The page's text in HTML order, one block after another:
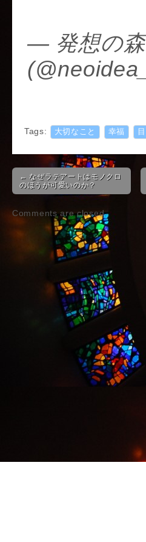
— 発想の森
Tags: 大切なこと 幸福
Post
navigation
← なぜラテアートはモノクロ
のほうが可愛いのか？
Comments are closed.